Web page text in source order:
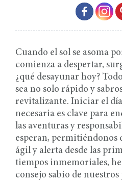
Cuando el sol se asoma
comienza a despertar,
¿qué desayunar hoy?
sea no solo rápido y
revitalizante. Iniciar el
necesaria es clave para
las aventuras y
esperan, permitiéndonos
ágil y alerta desde las
tiempos inmemoriales,
consejo sabio de nuestros